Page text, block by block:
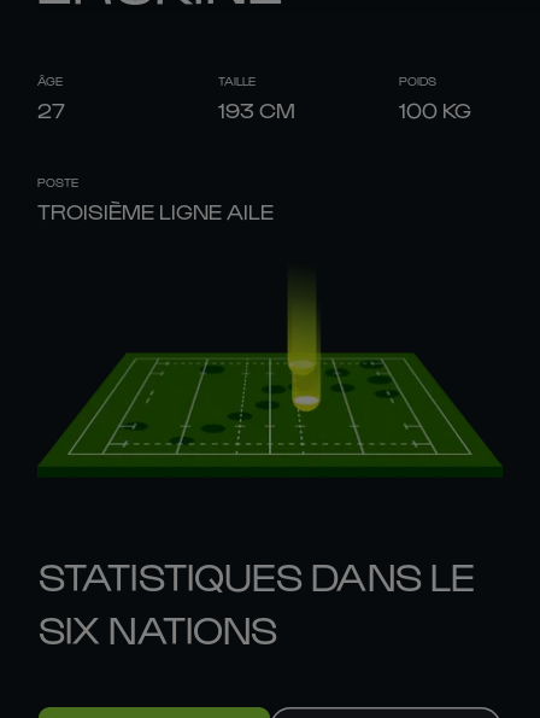
ÂGE
27
TAILLE
193 CM
POIDS
100 KG
POSTE
TROISIÈME LIGNE AILE
STATISTIQUES DANS LE
SIX NATIONS